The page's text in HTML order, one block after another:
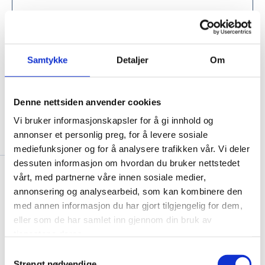
Samtykke Detaljer Om
Denne nettsiden anvender cookies
Vi bruker informasjonskapsler for å gi innhold og
annonser et personlig preg, for å levere sosiale
mediefunksjoner og for å analysere trafikken vår. Vi deler
dessuten informasjon om hvordan du bruker nettstedet
vårt, med partnerne våre innen sosiale medier,
annonsering og analysearbeid, som kan kombinere den
med annen informasjon du har gjort tilgjengelig for dem,
eller som de har samlet inn gjennom din bruk av
Bangladesh, Sri Lanka, Kambodsja, Laos og
Myanmar. Vi kan også investere på
med våre strategiske medinvestorer.
Latin-Amerika
Colombia, Guatemala, Honduras,
Nicaragua, Ecuador, El Salvador og Den
dominikanske republikk.
Ledergruppen
Har ansvar for å sikre at virksomheten er i tråd
med Norfunds mandat og
investeringsretningslinjer. Har det overordnede